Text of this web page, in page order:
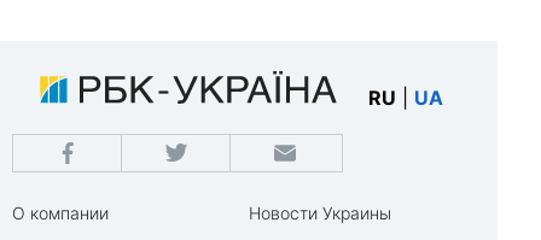
RU UA
О компании
Новости Украины